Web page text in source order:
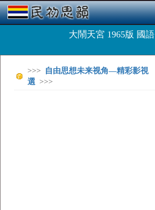
大鬧天宮 1965版 國語
>>>
自由思想未来视角—精彩影視
選 >>>